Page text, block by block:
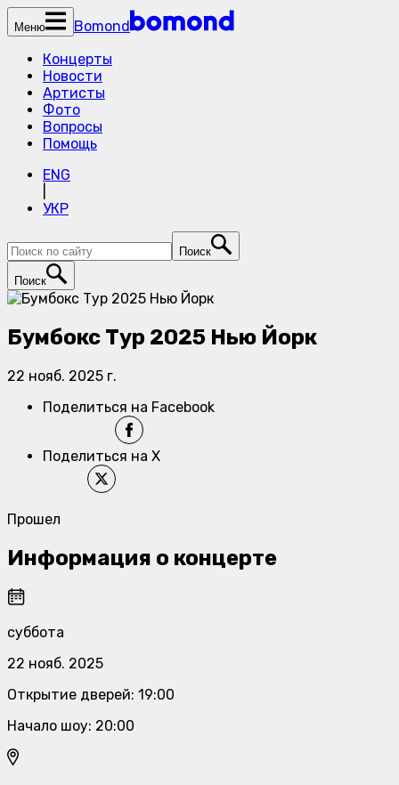
Меню
Bomond
Концерты
Новости
Артисты
Фото
Вопросы
Помощь
ENG
УКР
Поиск
Поиск
Бумбокс Тур 2025 Нью Йорк
22 нояб. 2025 г.
Поделиться на Facebook
Поделиться на X
Прошел
Информация о концерте
суббота
22 нояб. 2025
Открытие дверей: 19:00
Начало шоу: 20:00